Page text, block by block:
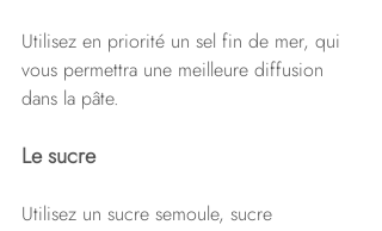
Utilisez en priorité un sel fin de mer, qui
vous permettra une meilleure diffusion
dans la pâte.
Le sucre
Utilisez un sucre semoule, sucre